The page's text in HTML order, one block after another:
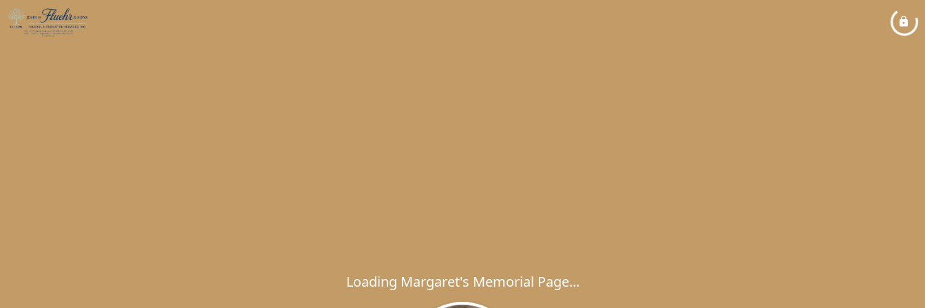
Loading Margaret's Memorial Page...